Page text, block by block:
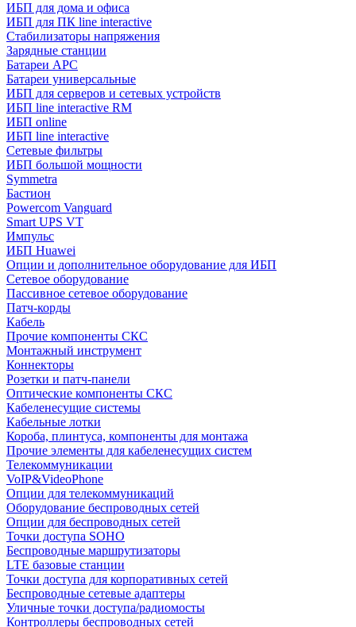
ИБП для дома и офиса
ИБП для ПК linе interactive
Стабилизаторы напряжения
Зарядные станции
Батареи APC
Батареи универсальные
ИБП для серверов и сетевых устройств
ИБП line interactive RM
ИБП online
ИБП linе interactive
Сетевые фильтры
ИБП большой мощности
Symmetra
Бастион
Powercom Vanguard
Smart UPS VT
Импульс
ИБП Huawei
Опции и дополнительное оборудование для ИБП
Сетевое оборудование
Пассивное сетевое оборудование
Патч-корды
Кабель
Прочие компоненты СКС
Монтажный инструмент
Коннекторы
Розетки и патч-панели
Оптические компоненты СКС
Кабеленесущие системы
Кабельные лотки
Короба, плинтуса, компоненты для монтажа
Прочие элементы для кабеленесущих систем
Телекоммуникации
VoIP&VideoPhone
Опции для телекоммуникаций
Оборудование беспроводных сетей
Опции для беспроводных сетей
Точки доступа SOHO
Беспроводные маршрутизаторы
LTE базовые станции
Точки доступа для корпоративных сетей
Беспроводные сетевые адаптеры
Уличные точки доступа/радиомосты
Контроллеры беспроводных сетей